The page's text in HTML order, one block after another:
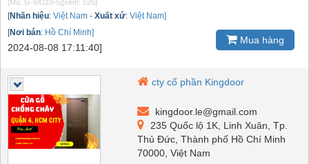
[Mã: G-64110-5] [xem: 526]
[Nhãn hiệu: Việt Nam - Xuất xứ: Việt Nam]
[Nơi bán: Hồ Chí Minh]
2024-08-08 17:11:40]
Mua hàng
cty cổ phần Kingdoor
kingdoor.le@gmail.com
235 Quốc lộ 1K, Linh Xuân, Tp.
Thủ Đức, Thành phố Hồ Chí Minh
70000, Việt Nam